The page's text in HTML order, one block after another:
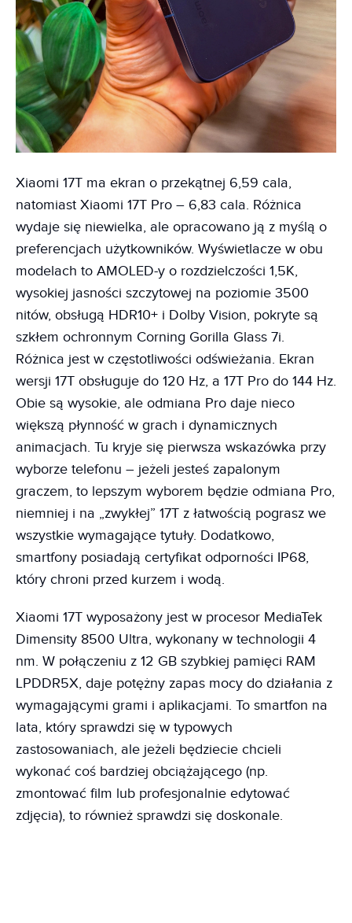
Xiaomi 17T ma ekran o przekątnej 6,59 cala,
natomiast Xiaomi 17T Pro – 6,83 cala. Różnica
wydaje się niewielka, ale opracowano ją z myślą o
preferencjach użytkowników. Wyświetlacze w obu
modelach to AMOLED-y o rozdzielczości 1,5K,
wysokiej jasności szczytowej na poziomie 3500
nitów, obsługą HDR10+ i Dolby Vision, pokryte są
szkłem ochronnym Corning Gorilla Glass 7i.
Różnica jest w częstotliwości odświeżania. Ekran
wersji 17T obsługuje do 120 Hz, a 17T Pro do 144 Hz.
Obie są wysokie, ale odmiana Pro daje nieco
większą płynność w grach i dynamicznych
animacjach. Tu kryje się pierwsza wskazówka przy
wyborze telefonu – jeżeli jesteś zapalonym
graczem, to lepszym wyborem będzie odmiana Pro,
niemniej i na „zwykłej” 17T z łatwością pograsz we
wszystkie wymagające tytuły. Dodatkowo,
smartfony posiadają certyfikat odporności IP68,
który chroni przed kurzem i wodą.
Xiaomi 17T wyposażony jest w procesor MediaTek
Dimensity 8500 Ultra, wykonany w technologii 4
nm. W połączeniu z 12 GB szybkiej pamięci RAM
LPDDR5X, daje potężny zapas mocy do działania z
wymagającymi grami i aplikacjami. To smartfon na
lata, który sprawdzi się w typowych
zastosowaniach, ale jeżeli będziecie chcieli
wykonać coś bardziej obciążającego (np.
zmontować film lub profesjonalnie edytować
zdjęcia), to również sprawdzi się doskonale.